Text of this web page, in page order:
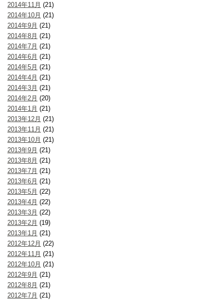
2014年11月 (21)
2014年10月 (21)
2014年9月 (21)
2014年8月 (21)
2014年7月 (21)
2014年6月 (21)
2014年5月 (21)
2014年4月 (21)
2014年3月 (21)
2014年2月 (20)
2014年1月 (21)
2013年12月 (21)
2013年11月 (21)
2013年10月 (21)
2013年9月 (21)
2013年8月 (21)
2013年7月 (21)
2013年6月 (21)
2013年5月 (22)
2013年4月 (22)
2013年3月 (22)
2013年2月 (19)
2013年1月 (21)
2012年12月 (22)
2012年11月 (21)
2012年10月 (21)
2012年9月 (21)
2012年8月 (21)
2012年7月 (21)